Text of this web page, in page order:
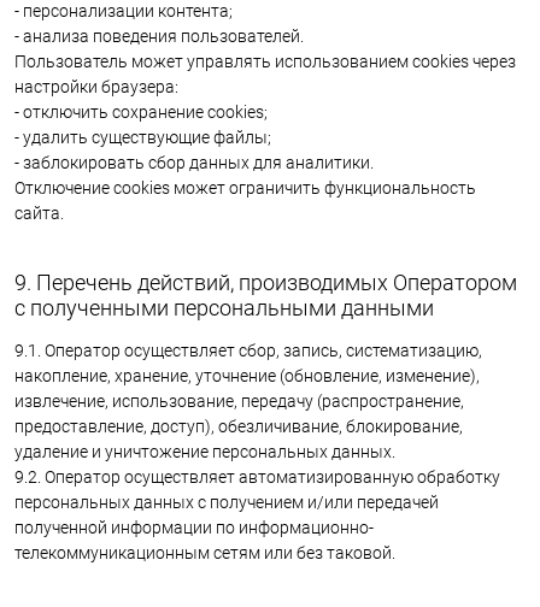
- персонализации контента;
- анализа поведения пользователей.
Пользователь может управлять использованием cookies через
настройки браузера:
- отключить сохранение cookies;
- удалить существующие файлы;
- заблокировать сбор данных для аналитики.
Отключение cookies может ограничить функциональность
сайта.
9. Перечень действий, производимых Оператором
с полученными персональными данными
9.1. Оператор осуществляет сбор, запись, систематизацию,
накопление, хранение, уточнение (обновление, изменение),
извлечение, использование, передачу (распространение,
предоставление, доступ), обезличивание, блокирование,
удаление и уничтожение персональных данных.
9.2. Оператор осуществляет автоматизированную обработку
персональных данных с получением и/или передачей
полученной информации по информационно-
телекоммуникационным сетям или без таковой.